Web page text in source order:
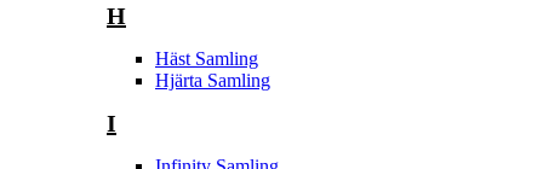
H
Häst Samling
Hjärta Samling
I